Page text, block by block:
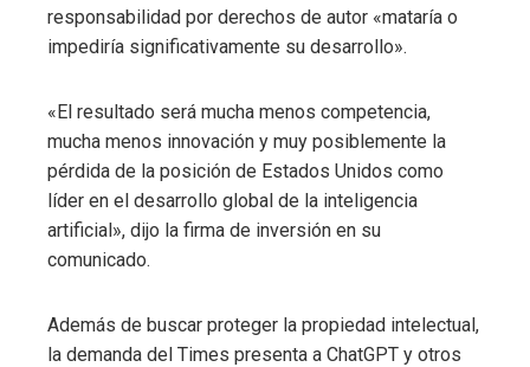
responsabilidad por derechos de autor «mataría o
impediría significativamente su desarrollo».
«El resultado será mucha menos competencia,
mucha menos innovación y muy posiblemente la
pérdida de la posición de Estados Unidos como
líder en el desarrollo global de la inteligencia
artificial», dijo la firma de inversión en su
comunicado.
Además de buscar proteger la propiedad intelectual,
la demanda del Times presenta a ChatGPT y otros